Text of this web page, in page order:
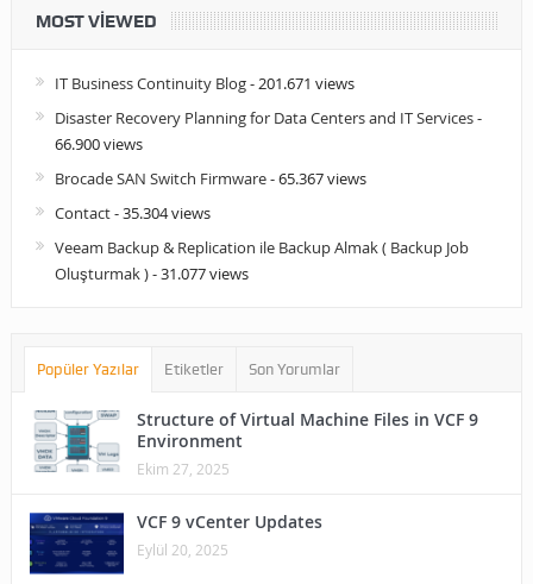
MOST VIEWED
IT Business Continuity Blog- 201.671 views
Disaster Recovery Planning for Data Centers and IT Services-
66.900 views
Brocade SAN Switch Firmware- 65.367 views
Contact- 35.304 views
Veeam Backup & Replication ile Backup Almak ( Backup Job
Oluşturmak )- 31.077 views
Popüler Yazılar Etiketler Son Yorumlar
Structure of Virtual Machine Files in VCF 9
Environment
Ekim 27, 2025
VCF 9 vCenter Updates
Eylül 20, 2025